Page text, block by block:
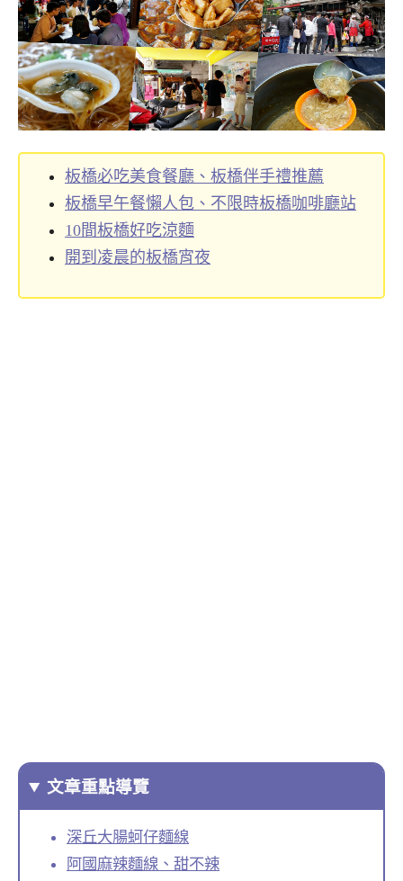
板橋必吃美食餐廳、板橋伴手禮推薦
板橋早午餐懶人包、不限時板橋咖啡廳站
10間板橋好吃涼麵
開到凌晨的板橋宵夜
文章重點導覽
深丘大腸蚵仔麵線
阿國麻辣麵線、甜不辣